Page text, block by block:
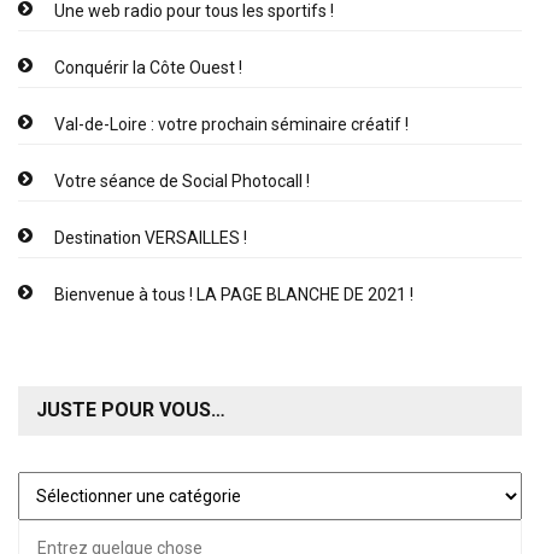
Une web radio pour tous les sportifs !
Conquérir la Côte Ouest !
Val-de-Loire : votre prochain séminaire créatif !
Votre séance de Social Photocall !
Destination VERSAILLES !
Bienvenue à tous ! LA PAGE BLANCHE DE 2021 !
JUSTE POUR VOUS…
pour